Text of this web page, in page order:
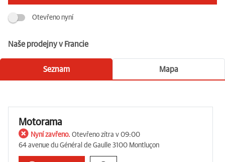
Otevřeno nyní
Naše prodejny v Francie
Seznam Mapa
Motorama
Nyní zavřeno. Otevřeno zítra v 09:00
64 avenue du Général de Gaulle 3100 Montluçon